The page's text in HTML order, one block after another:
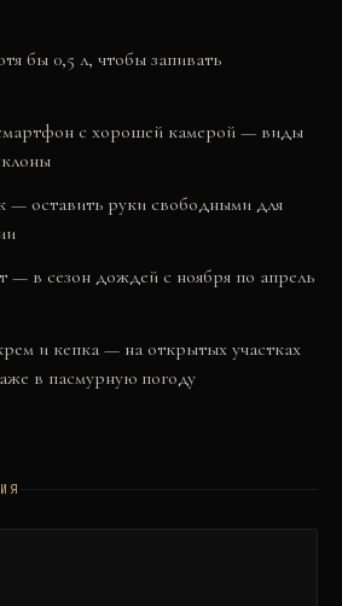
бы 0,5 л, чтобы запивать
с хорошей камерой — виды
оставить руки свободными для
— в сезон дождей с ноября по апрель
и кепка — на открытых участках
в пасмурную погоду